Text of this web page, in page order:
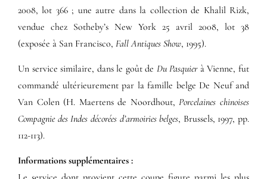
2008, lot 366 ; une autre dans la collection de Khalil Rizk,
vendue chez Sotheby’s New York 25 avril 2008, lot 38
(exposée à San Francisco, Fall Antiques Show, 1995).
Un service similaire, dans le goût de Du Pasquierà Vienne, fut
commandé ultérieurement par la famille belge De Neuf and
Van Colen (H. Maertens de Noordhout,Porcelaines chinoises
Compagnie des Indes décorées d’armoiries belges, Brussels, 1997, pp.
112-113).
Informations supplémentaires​ :​